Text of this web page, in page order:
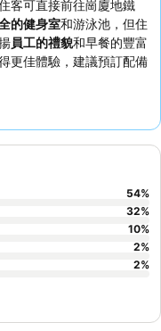
客可直接前往崗廈地鐵
的健身室和游泳池，但住
員工的禮貌和早餐的豐富
更佳體驗，建議預訂配備
54%
32%
10%
2%
2%